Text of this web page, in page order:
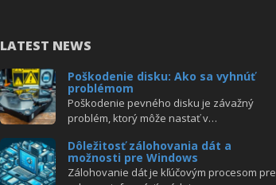
LATEST NEWS
Poškodenie disku: Ako sa vyhnúť
problémom
Poškodenie pevného disku je závažný
problém, ktorý môže nastať v…
Dôležitosť zálohovania dát a
možnosti pre Windows
Zálohovanie dát je kľúčovým procesom pre